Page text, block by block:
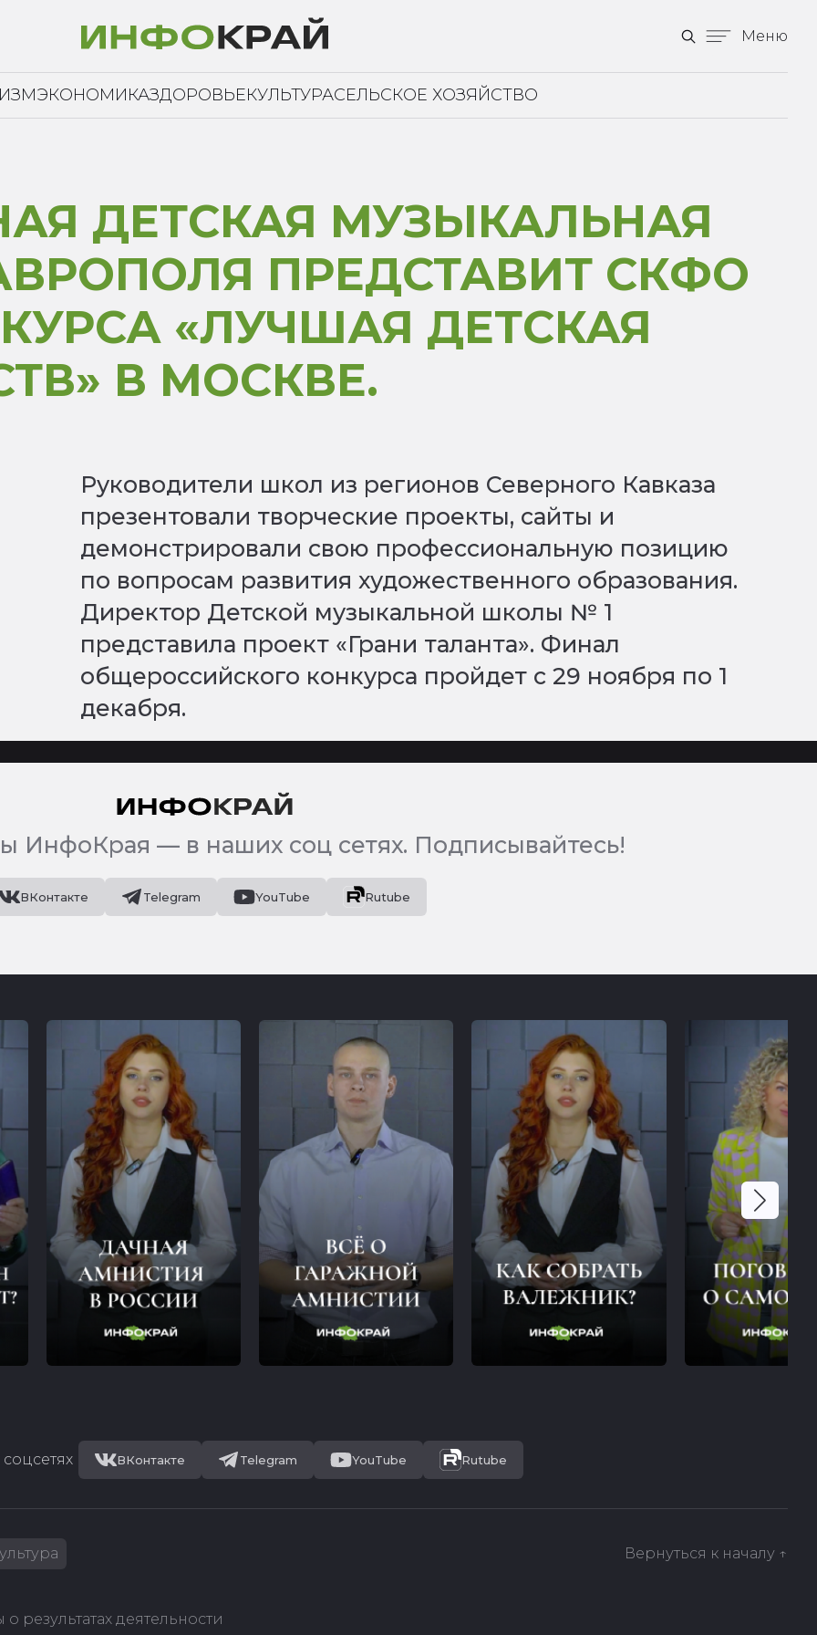
Меню
ЭКОНОМИКАЗДОРОВЬЕКУЛЬТУРАСЕЛЬСКОЕ ХОЗЯЙСТВО
ДЕТСКАЯ МУЗЫКАЛЬНАЯ
ПРЕДСТАВИТ СКФО
«ЛУЧШАЯ ДЕТСКАЯ
В МОСКВЕ.
Руководители школ из регионов Северного Кавказа
презентовали творческие проекты, сайты и
демонстрировали свою профессиональную позицию
по вопросам развития художественного образования.
Директор Детской музыкальной школы № 1
представила проект «Грани таланта». Финал
общероссийского конкурса пройдет с 29 ноября по 1
декабря.
ИнфоКрая — в наших соц сетях. Подписывайтесь!
ВКонтакте Telegram YouTube Rutube
ВКонтакте Telegram YouTube Rutube
Вернуться к началу ↑
о результатах деятельности